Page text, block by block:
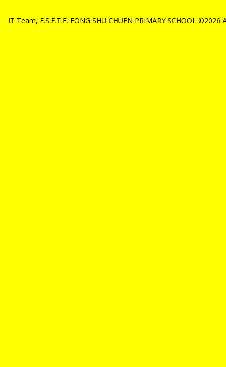
IT Team, F.S.F.T.F. FONG SHU CHUEN PRIMARY SCHOOL ©2026